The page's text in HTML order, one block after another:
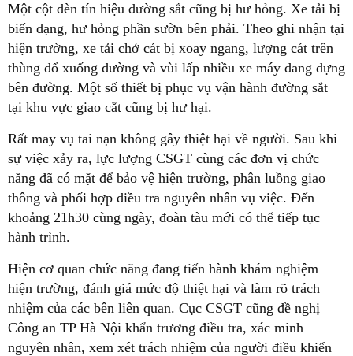
Một cột đèn tín hiệu đường sắt cũng bị hư hỏng. Xe tải bị
biến dạng, hư hỏng phần sườn bên phải. Theo ghi nhận tại
hiện trường, xe tải chở cát bị xoay ngang, lượng cát trên
thùng đổ xuống đường và vùi lấp nhiều xe máy đang dựng
bên đường. Một số thiết bị phục vụ vận hành đường sắt
tại khu vực giao cắt cũng bị hư hại.
Rất may vụ tai nạn không gây thiệt hại về người. Sau khi
sự việc xảy ra, lực lượng CSGT cùng các đơn vị chức
năng đã có mặt để bảo vệ hiện trường, phân luồng giao
thông và phối hợp điều tra nguyên nhân vụ việc. Đến
khoảng 21h30 cùng ngày, đoàn tàu mới có thể tiếp tục
hành trình.
Hiện cơ quan chức năng đang tiến hành khám nghiệm
hiện trường, đánh giá mức độ thiệt hại và làm rõ trách
nhiệm của các bên liên quan. Cục CSGT cũng đề nghị
Công an TP Hà Nội khẩn trương điều tra, xác minh
nguyên nhân, xem xét trách nhiệm của người điều khiển